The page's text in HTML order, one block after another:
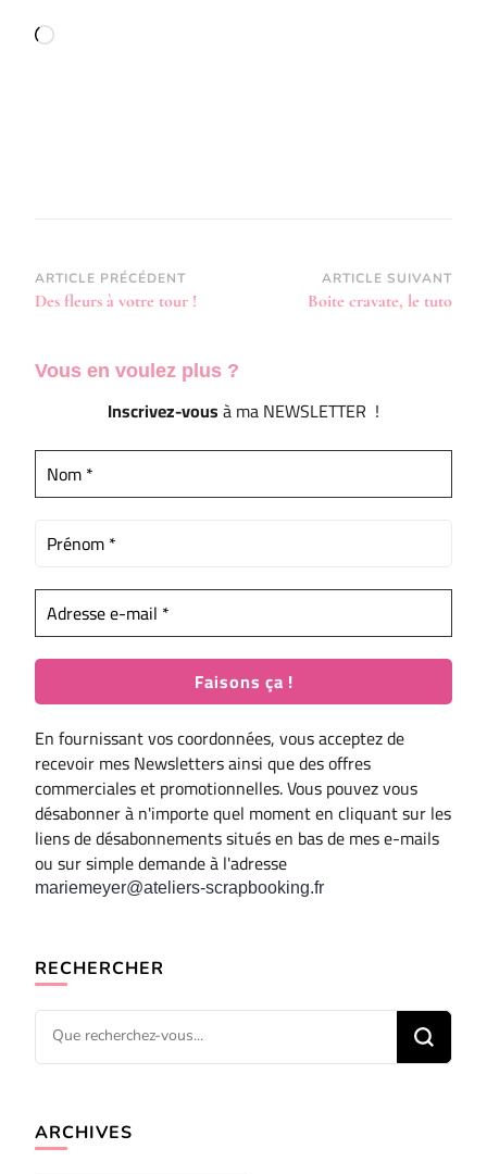
Chargement…
Navigation
d’article
ARTICLE PRÉCÉDENT
Des fleurs à votre tour !
ARTICLE SUIVANT
Boite cravate, le tuto
Vous en voulez plus ?
Inscrivez-vousà ma NEWSLETTER !
En fournissant vos coordonnées, vous acceptez de
recevoir mes Newsletters ainsi que des offres
commerciales et promotionnelles. Vous pouvez vous
désabonner à n'importe quel moment en cliquant sur les
liens de désabonnements situés en bas de mes e-mails
ou sur simple demande à l'adresse
mariemeyer@ateliers-scrapbooking.fr
RECHERCHER
Vous
recherchiez
ARCHIVES